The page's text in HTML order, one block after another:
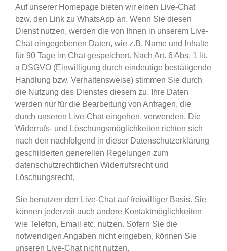
Auf unserer Homepage bieten wir einen Live-Chat
bzw. den Link zu WhatsApp an. Wenn Sie diesen
Dienst nutzen, werden die von Ihnen in unserem Live-
Chat eingegebenen Daten, wie z.B. Name und Inhalte
für 90 Tage im Chat gespeichert. Nach Art. 6 Abs. 1 lit.
a DSGVO (Einwilligung durch eindeutige bestätigende
Handlung bzw. Verhaltensweise) stimmen Sie durch
die Nutzung des Dienstes diesem zu. Ihre Daten
werden nur für die Bearbeitung von Anfragen, die
durch unseren Live-Chat eingehen, verwenden. Die
Widerrufs- und Löschungsmöglichkeiten richten sich
nach den nachfolgend in dieser Datenschutzerklärung
geschilderten generellen Regelungen zum
datenschutzrechtlichen Widerrufsrecht und
Löschungsrecht.
Sie benutzen den Live-Chat auf freiwilliger Basis. Sie
können jederzeit auch andere Kontaktmöglichkeiten
wie Telefon, Email etc. nutzen. Sofern Sie die
notwendigen Angaben nicht eingeben, können Sie
unseren Live-Chat nicht nutzen.